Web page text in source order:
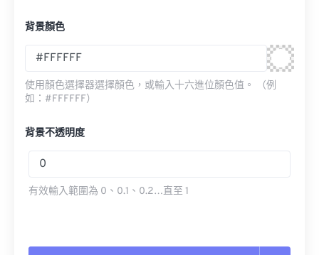
背景顏色
使用顏色選擇器選擇顏色，或輸入十六進位顏色值。 （例
如：#FFFFFF）
背景不透明度
有效輸入範圍為 0、0.1、0.2…直至 1